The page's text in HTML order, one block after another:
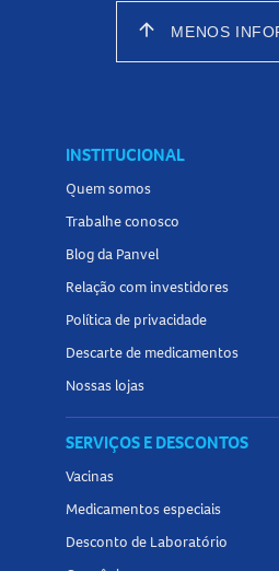
arrow_upward MENOS
INSTITUCIONAL
Quem somos
Trabalhe conosco
Blog da Panvel
Relação com investidores
Política de privacidade
Descarte de medicamentos
Nossas lojas
SERVIÇOS E DESCONTOS
Vacinas
Medicamentos especiais
Desconto de Laboratório